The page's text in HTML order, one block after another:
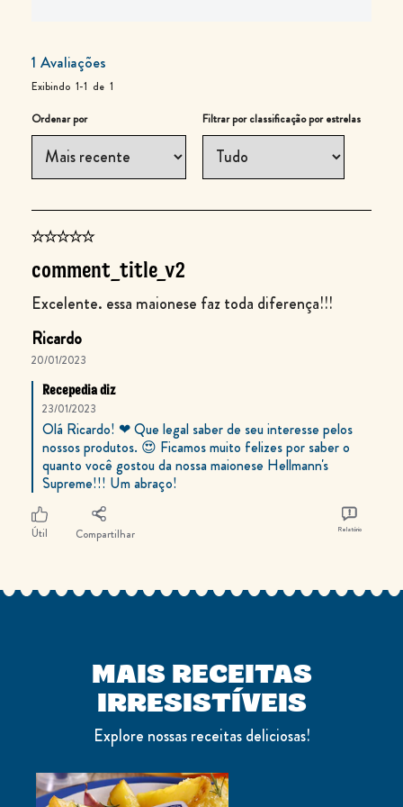
1 Avaliações
Exibindo 1-1 de 1
Ordenar por
Filtrar por classificação por estrelas
comment_title_v2
Excelente. essa maionese faz toda diferença!!!
Ricardo
20/01/2023
Recepedia diz
23/01/2023
Olá Ricardo! ❤ Que legal saber de seu interesse pelos
nossos produtos. 😍 Ficamos muito felizes por saber o
quanto você gostou da nossa maionese Hellmann's
Supreme!!! Um abraço!
Útil Compartilhar Relatório
MAIS RECEITAS
IRRESISTÍVEIS
Explore nossas receitas deliciosas!